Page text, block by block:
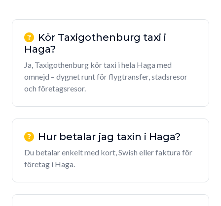
Kör Taxigothenburg taxi i
Haga?
Ja, Taxigothenburg kör taxi i hela Haga med
omnejd – dygnet runt för flygtransfer, stadsresor
och företagsresor.
Hur betalar jag taxin i Haga?
Du betalar enkelt med kort, Swish eller faktura för
företag i Haga.